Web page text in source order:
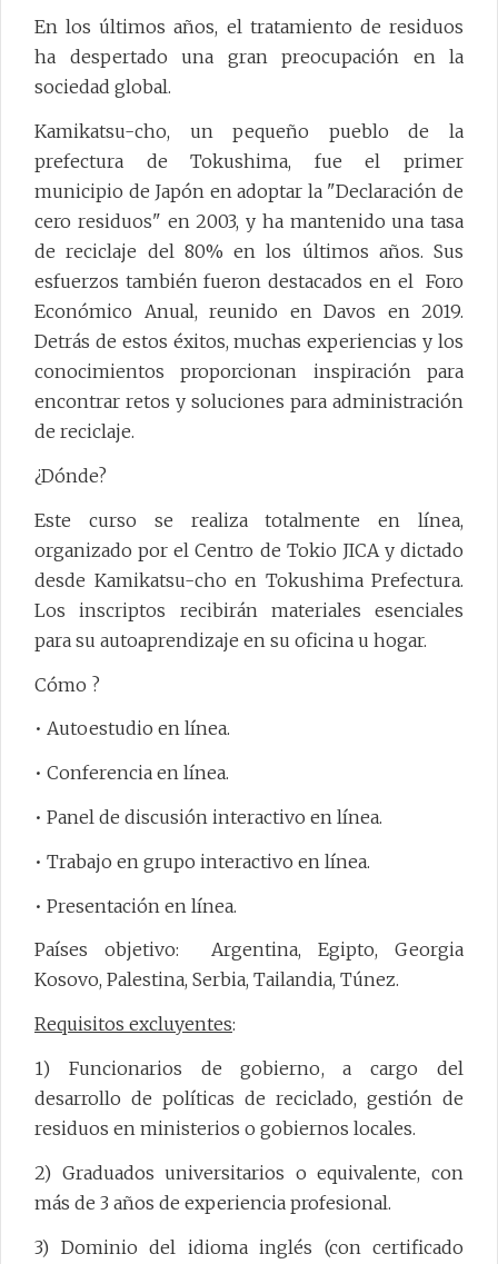
En los últimos años, el tratamiento de residuos
ha despertado una gran preocupación en la
sociedad global.
Kamikatsu-cho, un pequeño pueblo de la
prefectura de Tokushima, fue el primer
municipio de Japón en adoptar la "Declaración de
cero residuos" en 2003, y ha mantenido una tasa
de reciclaje del 80% en los últimos años. Sus
esfuerzos también fueron destacados en el Foro
Económico Anual, reunido en Davos en 2019.
Detrás de estos éxitos, muchas experiencias y los
conocimientos proporcionan inspiración para
encontrar retos y soluciones para administración
de reciclaje.
¿Dónde?
Este curso se realiza totalmente en línea,
organizado por el Centro de Tokio JICA y dictado
desde Kamikatsu-cho en Tokushima Prefectura.
Los inscriptos recibirán materiales esenciales
para su autoaprendizaje en su oficina u hogar.
Cómo ?
• Autoestudio en línea.
• Conferencia en línea.
• Panel de discusión interactivo en línea.
• Trabajo en grupo interactivo en línea.
• Presentación en línea.
Países objetivo: Argentina, Egipto, Georgia
Kosovo, Palestina, Serbia, Tailandia, Túnez.
Requisitos excluyentes:
1) Funcionarios de gobierno, a cargo del
desarrollo de políticas de reciclado, gestión de
residuos en ministerios o gobiernos locales.
2) Graduados universitarios o equivalente, con
más de 3 años de experiencia profesional.
3) Dominio del idioma inglés (con certificado